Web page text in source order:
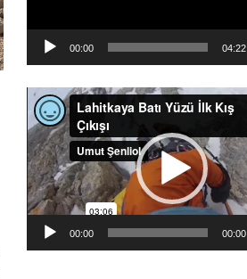
00:00 04:22
Video
oynatıcı
00:00 00:00